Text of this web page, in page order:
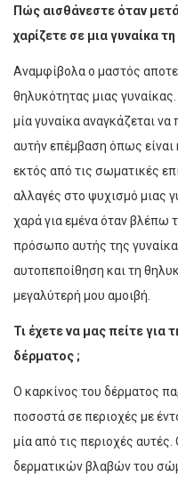
Πώς αισθάνεστε όταν
χαρίζετε σε μια γυναίκα
Αναμφίβολα ο μαστός
θηλυκότητας μιας
μία γυναίκα αναγκάζεται
αυτήν επέμβαση όπως είναι
εκτός από τις σωματικές
αλλαγές στο ψυχισμό μιας
χαρά για εμένα όταν βλέπω
πρόσωπο αυτής της
αυτοπεποίθηση και τη
μεγαλύτερή μου αμοιβή.
Τι έχετε να μας πείτε για
δέρματος ;
Ο καρκίνος του δέρματος
ποσοστά σε περιοχές με
μία από τις περιοχές
δερματικών βλαβών του